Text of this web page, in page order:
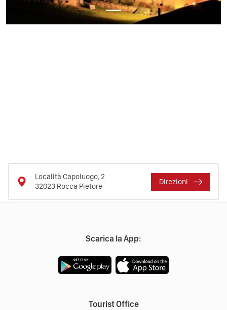
Località Capoluogo, 2
32023 Rocca Pietore
Direzioni
Scarica la App:
Tourist Office